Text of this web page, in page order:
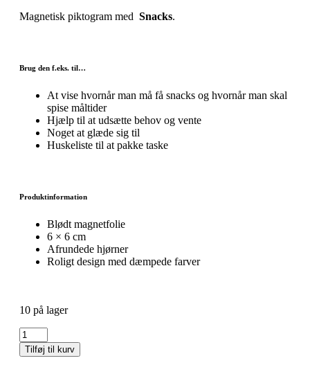
Magnetisk piktogram med Snacks.
Brug den f.eks. til…
At vise hvornår man må få snacks og hvornår man skal
spise måltider
Hjælp til at udsætte behov og vente
Noget at glæde sig til
Huskeliste til at pakke taske
Produktinformation
Blødt magnetfolie
6 × 6 cm
Afrundede hjørner
Roligt design med dæmpede farver
10 på lager
Tilføj til kurv